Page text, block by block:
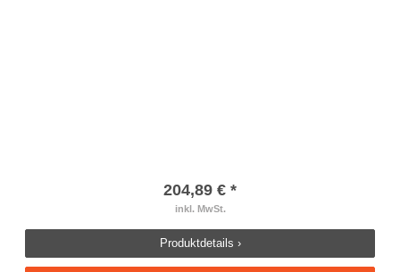
204,89 € *
inkl. MwSt.
Produktdetails ›